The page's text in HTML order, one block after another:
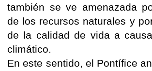
también se ve amenazada
de los recursos naturales y
de la calidad de vida a
climático.
En este sentido, el Pontífice